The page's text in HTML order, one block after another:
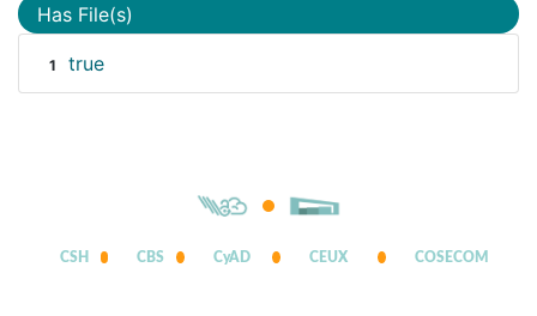
Has File(s)
1 true
CSH CBS CyAD CEUX COSECOM